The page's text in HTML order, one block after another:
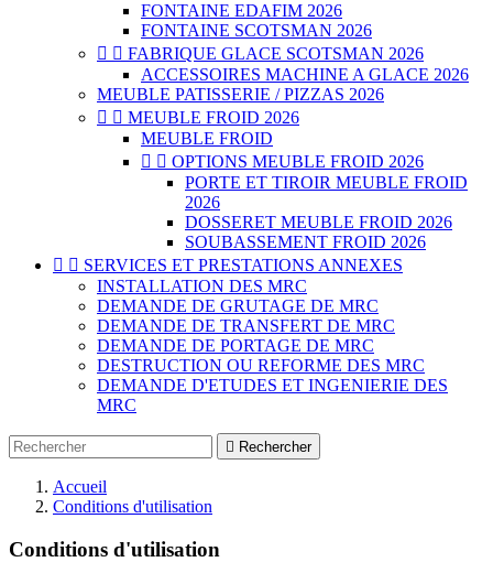
FONTAINE EDAFIM 2026
FONTAINE SCOTSMAN 2026
  FABRIQUE GLACE SCOTSMAN 2026
ACCESSOIRES MACHINE A GLACE 2026
MEUBLE PATISSERIE / PIZZAS 2026
  MEUBLE FROID 2026
MEUBLE FROID
  OPTIONS MEUBLE FROID 2026
PORTE ET TIROIR MEUBLE FROID
2026
DOSSERET MEUBLE FROID 2026
SOUBASSEMENT FROID 2026
  SERVICES ET PRESTATIONS ANNEXES
INSTALLATION DES MRC
DEMANDE DE GRUTAGE DE MRC
DEMANDE DE TRANSFERT DE MRC
DEMANDE DE PORTAGE DE MRC
DESTRUCTION OU REFORME DES MRC
DEMANDE D'ETUDES ET INGENIERIE DES
MRC
 Rechercher
Accueil
Conditions d'utilisation
Conditions d'utilisation